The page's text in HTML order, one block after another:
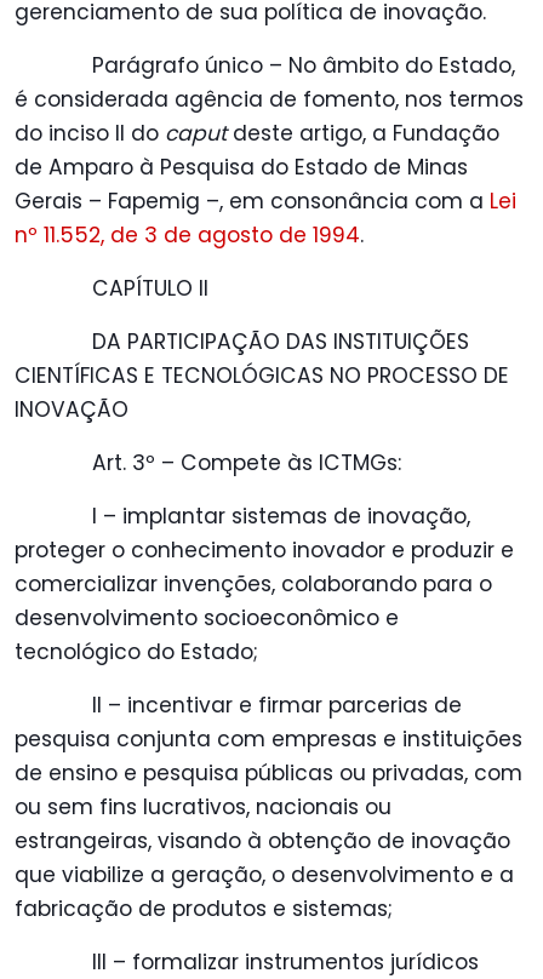
gerenciamento de sua política de inovação.
Parágrafo único – No âmbito do Estado,
é considerada agência de fomento, nos termos
do inciso II do caputdeste artigo, a Fundação
de Amparo à Pesquisa do Estado de Minas
Gerais – Fapemig –, em consonância com a Lei
nº 11.552, de 3 de agosto de 1994.
CAPÍTULO II
DA PARTICIPAÇÃO DAS INSTITUIÇÕES
CIENTÍFICAS E TECNOLÓGICAS NO PROCESSO DE
INOVAÇÃO
Art. 3º – Compete às ICTMGs:
I – implantar sistemas de inovação,
proteger o conhecimento inovador e produzir e
comercializar invenções, colaborando para o
desenvolvimento socioeconômico e
tecnológico do Estado;
II – incentivar e firmar parcerias de
pesquisa conjunta com empresas e instituições
de ensino e pesquisa públicas ou privadas, com
ou sem fins lucrativos, nacionais ou
estrangeiras, visando à obtenção de inovação
que viabilize a geração, o desenvolvimento e a
fabricação de produtos e sistemas;
III – formalizar instrumentos jurídicos